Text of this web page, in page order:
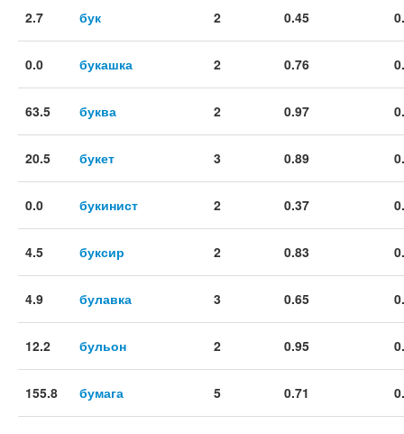
2.7 бук 2 0.45
0.0 букашка 2 0.76
63.5 буква 2 0.97
20.5 букет 3 0.89
0.0 букинист 2 0.37
4.5 буксир 2 0.83
4.9 булавка 3 0.65
12.2 бульон 2 0.95
155.8 бумага 5 0.71